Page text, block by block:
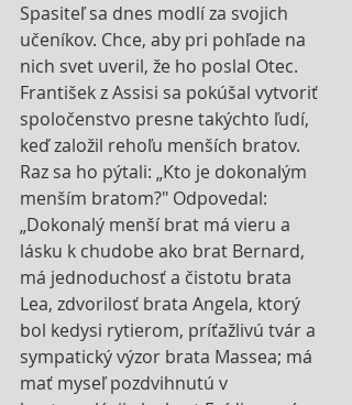
Spasiteľ sa dnes modlí za svojich
učeníkov. Chce, aby pri pohľade na
nich svet uveril, že ho poslal Otec.
František z Assisi sa pokúšal vytvoriť
spoločenstvo presne takýchto ľudí,
keď založil rehoľu menších bratov.
Raz sa ho pýtali: „Kto je dokonalým
menším bratom?" Odpovedal:
„Dokonalý menší brat má vieru a
lásku k chudobe ako brat Bernard,
má jednoduchosť a čistotu brata
Lea, zdvorilosť brata Angela, ktorý
bol kedysi rytierom, príťažlivú tvár a
sympatický výzor brata Massea; má
mať myseľ pozdvihnutú v